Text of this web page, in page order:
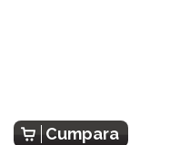
Cumpara